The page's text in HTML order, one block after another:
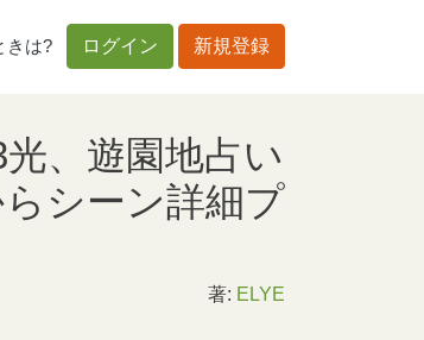
きは? ログイン 新規登録
、遊園地占い
シーン詳細プ
著: ELYE